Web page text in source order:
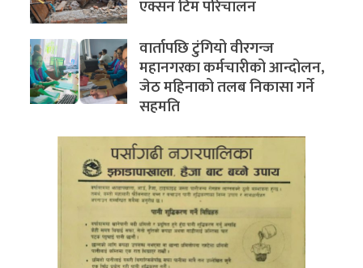
एक्सन टिम परिचालन
वार्तापछि टुंगियो वीरगन्ज
महानगरका कर्मचारीको आन्दोलन,
जेठ महिनाको तलब निकासा गर्ने
सहमति